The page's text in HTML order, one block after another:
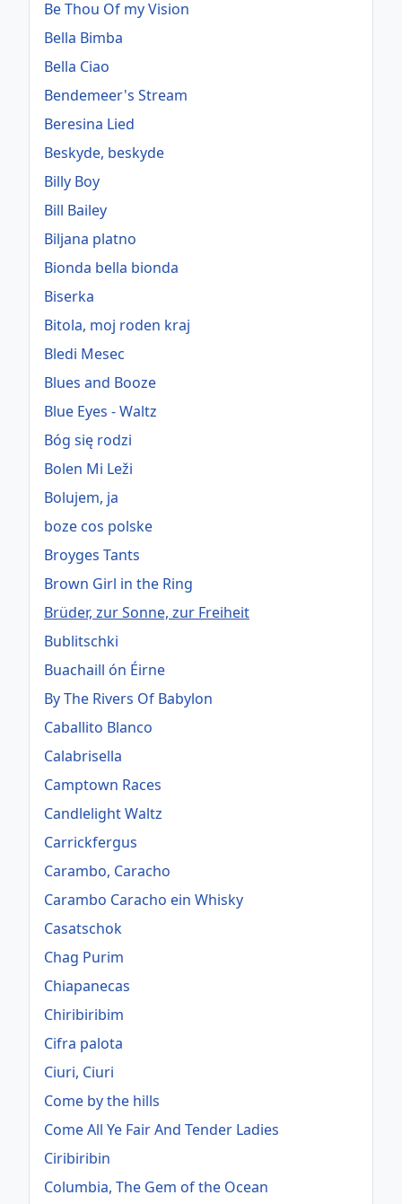
Be Thou Of my Vision
Bella Bimba
Bella Ciao
Bendemeer's Stream
Beresina Lied
Beskyde, beskyde
Billy Boy
Bill Bailey
Biljana platno
Bionda bella bionda
Biserka
Bitola, moj roden kraj
Bledi Mesec
Blues and Booze
Blue Eyes - Waltz
Bóg się rodzi
Bolen Mi Leži
Bolujem, ja
boze cos polske
Broyges Tants
Brown Girl in the Ring
Brüder, zur Sonne, zur Freiheit
Bublitschki
Buachaill ón Éirne
By The Rivers Of Babylon
Caballito Blanco
Calabrisella
Camptown Races
Candlelight Waltz
Carrickfergus
Carambo, Caracho
Carambo Caracho ein Whisky
Casatschok
Chag Purim
Chiapanecas
Chiribiribim
Cifra palota
Ciuri, Ciuri
Come by the hills
Come All Ye Fair And Tender Ladies
Ciribiribin
Columbia, The Gem of the Ocean